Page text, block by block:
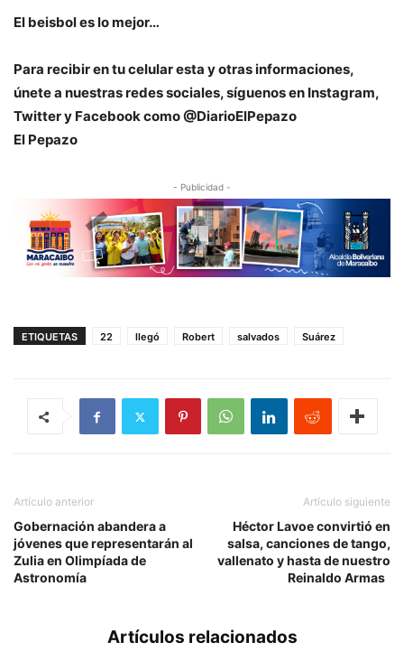
El beisbol es lo mejor…
Para recibir en tu celular esta y otras informaciones,
únete a nuestras redes sociales, síguenos en Instagram,
Twitter y Facebook como @DiarioElPepazo
El Pepazo
- Publicidad -
ETIQUETAS 22 llegó Robert salvados Suárez
Artículo anterior
Gobernación abandera a
jóvenes que representarán al
Zulia en Olimpíada de
Astronomía
Artículo siguiente
Héctor Lavoe convirtió en
salsa, canciones de tango,
vallenato y hasta de nuestro
Reinaldo Armas
Artículos relacionados